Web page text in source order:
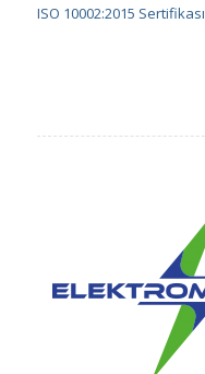
ISO 10002:2015 Sertifikası